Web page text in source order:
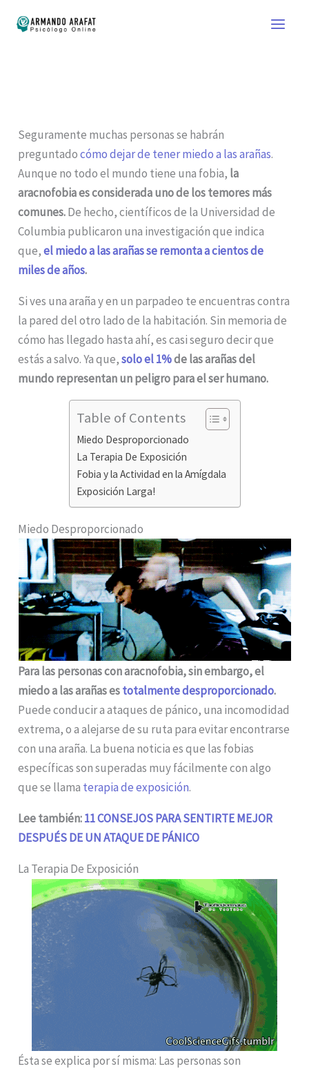
Seguramente muchas personas se habrán
preguntadocómo dejar de tener miedo a las arañas.
Aunque no todo el mundo tiene una fobia, la
aracnofobia es considerada uno de los temores más
comunes.De hecho, científicos de la Universidad de
Columbia publicaron una investigación que indica
que,el miedo a las arañas se remonta a cientos de
miles de años.
Si ves una araña y en un parpadeo te encuentras contra
la pared del otro lado de la habitación. Sin memoria de
cómo has llegado hasta ahí, es casi seguro decir que
estás a salvo. Ya que,solo el 1%de las arañas del
mundo representan un peligro para el ser humano.
Table of Contents
Miedo Desproporcionado
La Terapia De Exposición
Fobia y la Actividad en la Amígdala
Exposición Larga!
Miedo Desproporcionado
Para las personas con aracnofobia, sin embargo, el
miedo a las arañas estotalmente desproporcionado.
Puede conducir a ataques de pánico, una incomodidad
extrema, o a alejarse de su ruta para evitar encontrarse
con una araña. La buena noticia es que las fobias
específicas son superadas muy fácilmente con algo
que se llama terapia de exposición.
Lee también:11 CONSEJOS PARA SENTIRTE MEJOR
DESPUÉS DE UN ATAQUE DE PÁNICO
La Terapia De Exposición
Ésta se explica por sí misma: Las personas son